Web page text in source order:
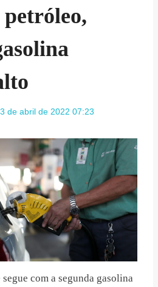
de abril de 2022 07:23
com a segunda gasolina